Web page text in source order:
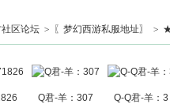
间
帖子
区论坛 > 〖梦幻西游私服地址〗 >
Q君-羊：307 Q-Q君-羊：3